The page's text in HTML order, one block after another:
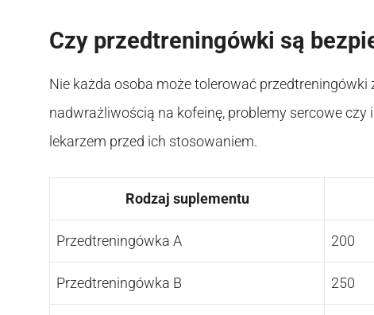
Czy przedtreningówki są
Nie każda osoba może tolerować
nadwrażliwością na kofeinę, problemy sercowe
lekarzem przed ich stosowaniem.
Rodzaj suplementu
Przedtreningówka A 200
Przedtreningówka B 250